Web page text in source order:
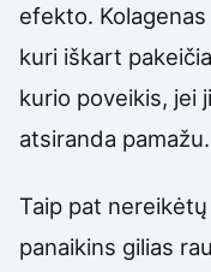
efekto.
kuri iškart
kurio poveikis, jei
atsiranda pamažu.
Taip pat
panaikins gilias